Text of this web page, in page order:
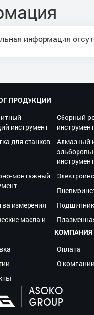
информация
ПРОДУКЦИИ
инструмент
Сборный
инструмент
для станков
Алмазный
инструмент
монтажный
измерения
масла и
КОМПАНИЯ
Оплата
О компании